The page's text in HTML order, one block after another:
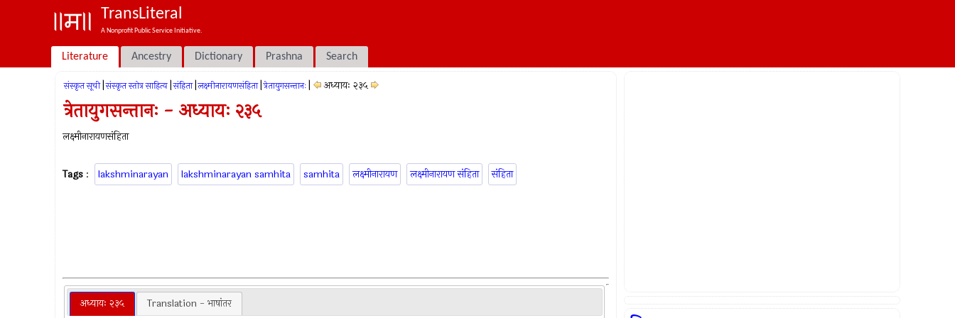
TransLiteral
A Nonprofit Public Service Initiative.
Literature Ancestry Dictionary Prashna Search
संस्कृत सूची संस्कृत स्तोत्र साहित्य संहिता लक्ष्मीनारायणसंहिता त्रेतायुगसन्तानः अध्यायः २३५
त्रेतायुगसन्तानः - अध्यायः २३५
लक्ष्मीनारायणसंहिता
Tags : lakshminarayan lakshminarayan samhita samhita लक्ष्मीनारायण लक्ष्मीनारायण संहिता संहिता
अध्यायः २३५ Translation - भाषांतर